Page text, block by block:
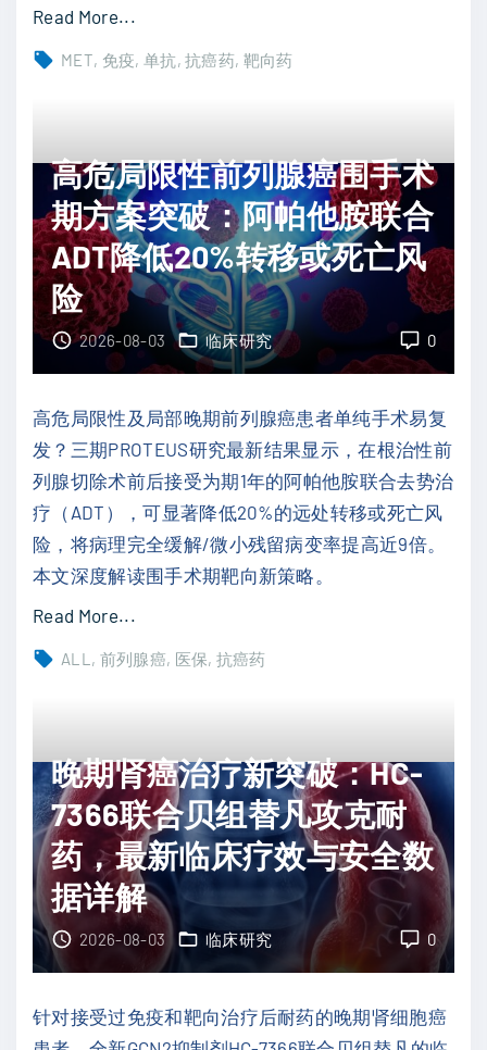
：
阿
显
著
延
长
F
S
9
7
个
月
"
Read More..."
癌
一
线
治
疗
新
突
！
I
p
a
t
a
s
b
联
合
帕
博
利
抗
MET 免疫 单抗 抗癌药 靶向药
高危局限性前列腺癌围手术
期方案突破：阿帕他胺联合
ADT降低20%转移或死亡风
险
0
2026-08-03 临床研究
高危局限性及局部晚期前列腺癌患者单纯手术易复
发？三期PROTEUS研究最新结果显示，在根治性前
列腺切除术前后接受为期1年的阿帕他胺联合去势治
疗（ADT），可显著降低20%的远处转移或死亡风
险，将病理完全缓解/微小残留病变率提高近9倍。
本文深度解读围手术期靶向新策略。
Read More..."
性
前
列
腺
癌
围
期
ALL 前列腺癌 医保 抗癌药
晚期肾癌治疗新突破：HC-
7366联合贝组替凡攻克耐
药，最新临床疗效与安全数
据详解
0
2026-08-03 临床研究
针对接受过免疫和靶向治疗后耐药的晚期肾细胞癌